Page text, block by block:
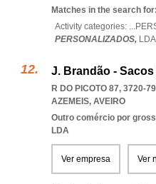
Matches in the search for:
Activity categories: ...
PERSONALIZADOS, LDA
J. Brandão -
R DO PICOTO 87, 3720-
AZEMEIS, AVEIRO
Outro comércio por
LDA
Ver empresa Ver